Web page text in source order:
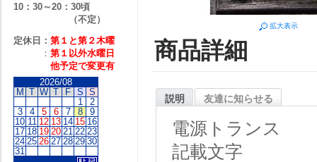
拡大表示
商品詳細
説明 友達に知らせる
電源トランス
記載文字
10：30～20：30頃
（不定）
定休日： 第１と第２木曜
： 第１以外水曜日
他予定で変更有
2026/08
M T W T F S S
1
2
3
4 5 6 7 8
9
10 11 12 13 14 15 16
17 18 19 20 21 22 23
24 25 26 27 28 29 30
31